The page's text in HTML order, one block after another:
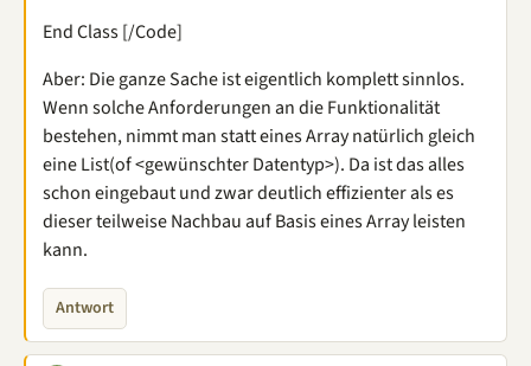
End Class [/Code]
Aber: Die ganze Sache ist eigentlich komplett sinnlos.
Wenn solche Anforderungen an die Funktionalität
bestehen, nimmt man statt eines Array natürlich gleich
eine List(of <gewünschter Datentyp>). Da ist das alles
schon eingebaut und zwar deutlich effizienter als es
dieser teilweise Nachbau auf Basis eines Array leisten
kann.
Antwort